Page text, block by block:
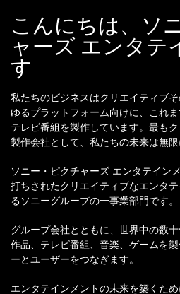
こんにちは、ソ
ャーズ エンタテ
す
私たちのビジネスはクリエイティブ
ゆるプラットフォーム向けに、これ
テレビ番組を製作しています。最も
製作会社として、私たちの未来は無限
ソニー・ピクチャーズ エンタテイン
打ちされたクリエイティブなエンタ
るソニーグループの一事業部門です。
グループ会社とともに、世界中の数
作品、テレビ番組、音楽、ゲームを
ーとユーザーをつなぎます。
エンタテインメントの未来を築くた